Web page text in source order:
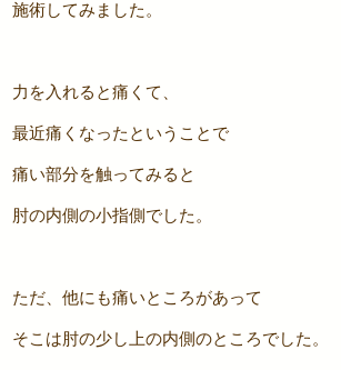
施術してみました。
力を入れると痛くて、
最近痛くなったということで
痛い部分を触ってみると
肘の内側の小指側でした。
ただ、他にも痛いところがあって
そこは肘の少し上の内側のところでした。